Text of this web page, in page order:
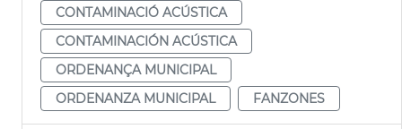
CONTAMINACIÓ ACÚSTICA
CONTAMINACIÓN ACÚSTICA
ORDENANÇA MUNICIPAL
ORDENANZA MUNICIPAL
FANZONES